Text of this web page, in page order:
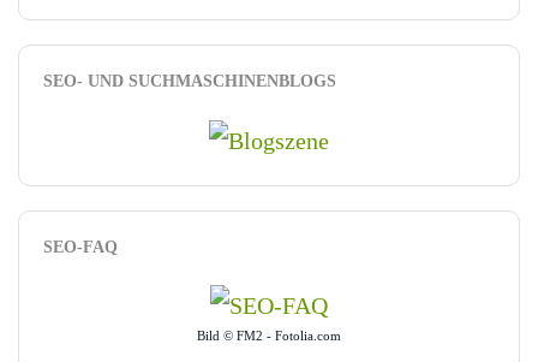
SEO- UND SUCHMASCHINENBLOGS
SEO-FAQ
Bild © FM2 - Fotolia.com